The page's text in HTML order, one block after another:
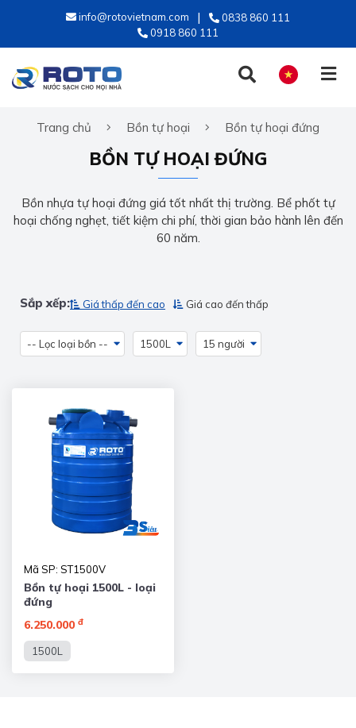
info@rotovietnam.com
0838 860 111
0918 860 111
TIẾNG VIỆT
Trang chủ Bồn tự hoại Bồn tự hoại đứng
BỒN TỰ HOẠI ĐỨNG
Bồn nhựa tự hoại đứng giá tốt nhất thị trường. Bể phốt tự
hoại chống nghẹt, tiết kiệm chi phí, thời gian bảo hành lên đến
60 năm.
Sắp xếp: Giá thấp đến cao Giá cao đến thấp
-- Lọc loại bồn -- 1500L 15 người
Mã SP: ST1500V
Bồn tự hoại 1500L - loại
đứng
6.250.000 đ
1500L